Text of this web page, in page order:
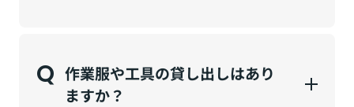
Q 作業服や工具の貸し出しはあり
ますか？